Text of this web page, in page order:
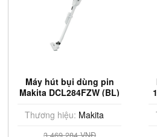
Máy hút bụi dùng pin
Makita DCL284FZW (BL)
Thương hiệu: Makita